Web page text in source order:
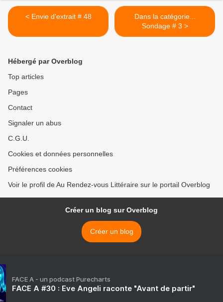
< Envie d'extrait # 48
Dans la catégorie...
Sondage # 3 >
Hébergé par Overblog
Top articles
Pages
Contact
Signaler un abus
C.G.U.
Cookies et données personnelles
Préférences cookies
Voir le profil de Au Rendez-vous Littéraire sur le portail Overblog
Créer un blog sur Overblog
Créer un blog
FACE A - un podcast Purecharts
FACE A #30 : Eve Angeli raconte "Avant de partir"